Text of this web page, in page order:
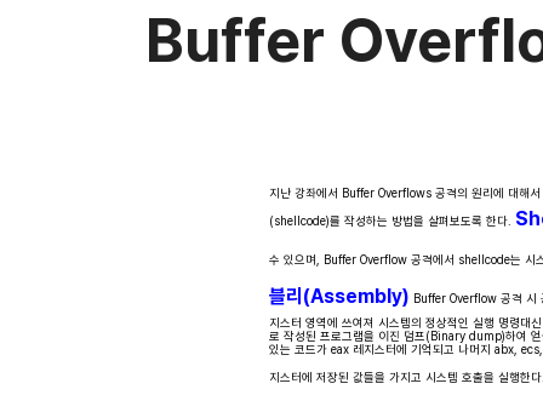
Buffer
지난 강좌에서 Buffer Overflows 공격의 원리에 대해
(shellcode)를 작성하는 방법을 살펴보도록 한다.
수 있으며, Buffer Overflow 공격에서 shellcode는 시
블리(Assembly) Buffer Overflow 공격 시
지스터 영역에 쓰여져 시스템의 정상적인 실행 명령
로 작성된 프로그램을 이진 덤프(Binary dump)하여
있는 코드가 eax 레지스터에 기억되고 나머지 abx,
지스터에 저장된 값들을 가지고 시스템 호출을 실행한